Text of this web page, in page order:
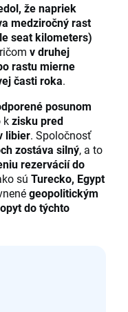
že napriek
medziročný rast
seat kilometers)
v druhej
rastu mierne
časti roka.
posunom
kzisku pred
libier. Spoločnosť
zostáva silný, a to
rezervácií do
sú Turecko, Egypt
geopolitickým
do týchto